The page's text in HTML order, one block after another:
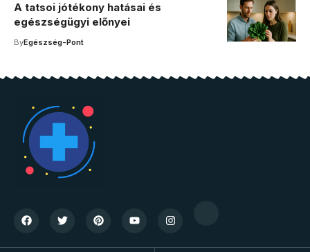
A tatsoi jótékony hatásai és
egészségügyi előnyei
ByEgészség-Pont